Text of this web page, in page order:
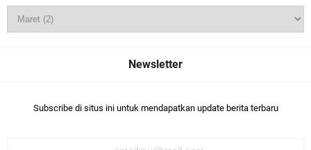
Subscribe di situs ini untuk mendapatkan update berita terbaru